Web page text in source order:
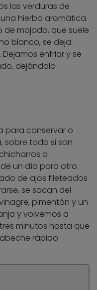
las verduras de
hierba aromática.
de mojado, que suele
blanco, se deja
enfriar y se
dejándolo
para conservar o
sobre todo si son
o
un día para otro.
de ajos fileteados
se sacan del
pimentón y un
y volvemos a
minutos hasta que
rápido